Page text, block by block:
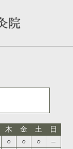
木 金 土
日
○ ○ ○
–